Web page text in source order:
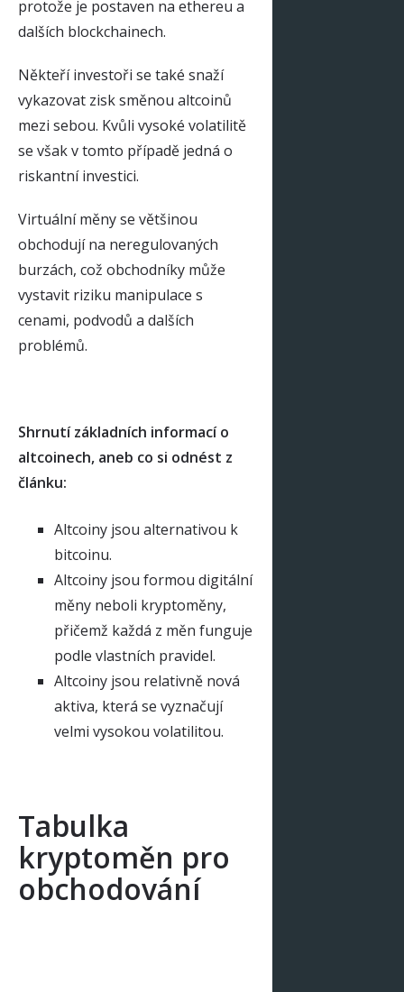
protože je postaven na ethereu a
dalších blockchainech.
Někteří investoři se také snaží
vykazovat zisk směnou altcoinů
mezi sebou. Kvůli vysoké volatilitě
se však v tomto případě jedná o
riskantní investici.
Virtuální měny se většinou
obchodují na neregulovaných
burzách, což obchodníky může
vystavit riziku manipulace s
cenami, podvodů a dalších
problémů.
Shrnutí základních informací o
altcoinech, aneb co si odnést z
článku:
Altcoiny jsou alternativou k
bitcoinu.
Altcoiny jsou formou digitální
měny neboli kryptoměny,
přičemž každá z měn funguje
podle vlastních pravidel.
Altcoiny jsou relativně nová
aktiva, která se vyznačují
velmi vysokou volatilitou.
Tabulka
kryptoměn pro
obchodování